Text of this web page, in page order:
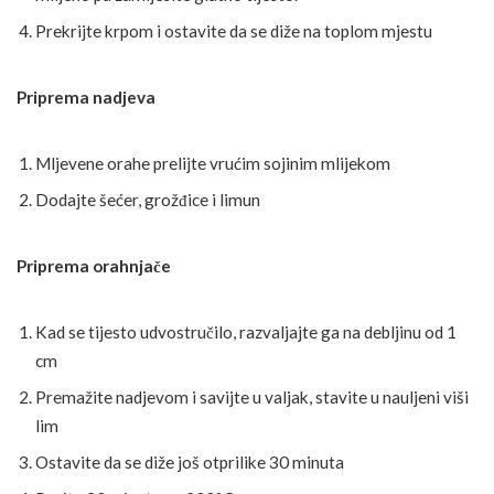
Prekrijte krpom i ostavite da se diže na toplom mjestu
Priprema nadjeva
Mljevene orahe prelijte vrućim sojinim mlijekom
Dodajte šećer, grožđice i limun
Priprema orahnjače
Kad se tijesto udvostručilo, razvaljajte ga na debljinu od 1
cm
Premažite nadjevom i savijte u valjak, stavite u nauljeni viši
lim
Ostavite da se diže još otprilike 30 minuta